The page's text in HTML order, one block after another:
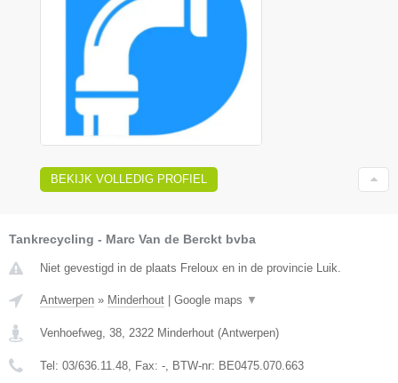
BEKIJK VOLLEDIG PROFIEL
Tankrecycling - Marc Van de Berckt bvba
Niet gevestigd in de plaats Freloux en in de provincie Luik.
Antwerpen » Minderhout | Google maps ▼
Venhoefweg, 38 2322 Minderhout (Antwerpen)
Tel: 03/636.11.48 , Fax: - , BTW-nr: BE0475.070.663